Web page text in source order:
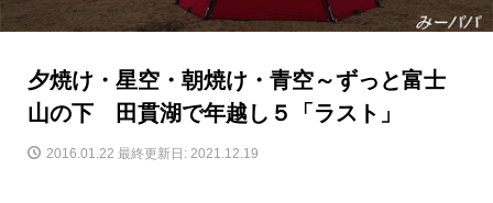
夕焼け・星空・朝焼け・青空～ずっと富士
山の下 田貫湖で年越し５「ラスト」
2016.01.22 最終更新日: 2021.12.19